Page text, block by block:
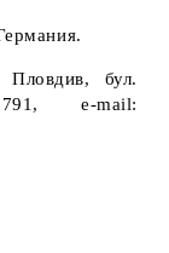
бул.
e-mail: